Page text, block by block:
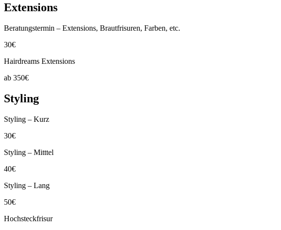
Extensions
Beratungstermin – Extensions, Brautfrisuren, Farben, etc.
30€
Hairdreams Extensions
ab 350€
Styling
Styling – Kurz
30€
Styling – Mitttel
40€
Styling – Lang
50€
Hochsteckfrisur